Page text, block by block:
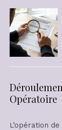
Opératoire
L’opération